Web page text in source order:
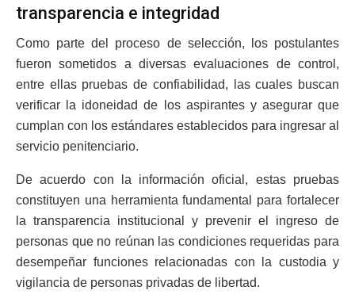
transparencia e integridad
Como parte del proceso de selección, los postulantes
fueron sometidos a diversas evaluaciones de control,
entre ellas pruebas de confiabilidad, las cuales buscan
verificar la idoneidad de los aspirantes y asegurar que
cumplan con los estándares establecidos para ingresar al
servicio penitenciario.
De acuerdo con la información oficial, estas pruebas
constituyen una herramienta fundamental para fortalecer
la transparencia institucional y prevenir el ingreso de
personas que no reúnan las condiciones requeridas para
desempeñar funciones relacionadas con la custodia y
vigilancia de personas privadas de libertad.